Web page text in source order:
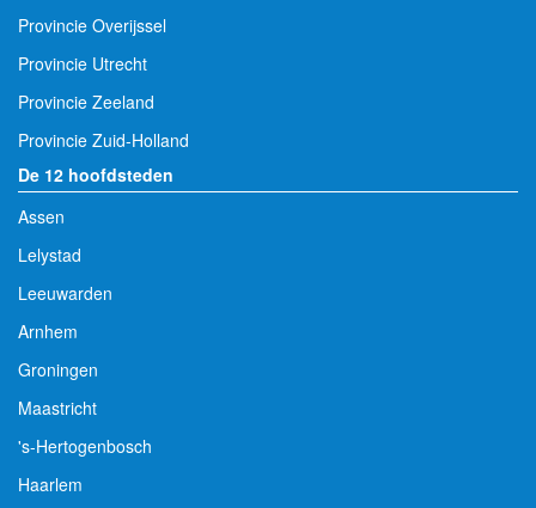
Provincie Overijssel
Provincie Utrecht
Provincie Zeeland
Provincie Zuid-Holland
De 12 hoofdsteden
Assen
Lelystad
Leeuwarden
Arnhem
Groningen
Maastricht
's-Hertogenbosch
Haarlem